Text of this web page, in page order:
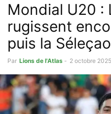
Mondial U20 :
rugissent
puis la
Par Lions de l'Atlas - 2 octobre